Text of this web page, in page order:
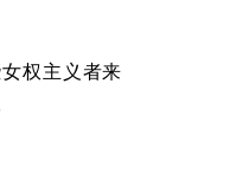
权主义者来